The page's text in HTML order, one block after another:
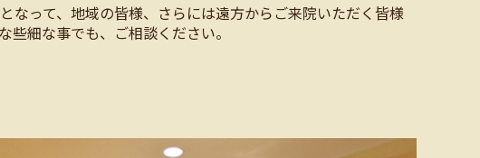
なって、地域の皆様、さらには遠方からご来院いただく皆様
細な事でも、ご相談ください。